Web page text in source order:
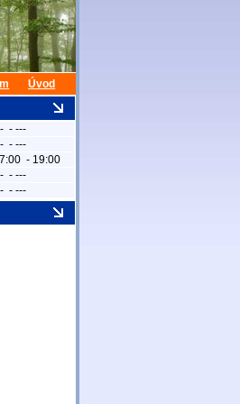
Úvod
- ---
- ---
- 19:00
- ---
- ---